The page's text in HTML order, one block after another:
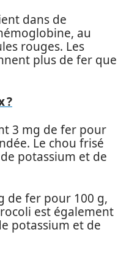
dans de
au
rouges. Les
plus de fer que
?
3 mg de fer pour
Le chou frisé
potassium et de
de fer pour 100 g,
est également
potassium et de